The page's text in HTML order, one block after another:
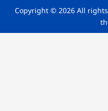
Copyright © 2026 All